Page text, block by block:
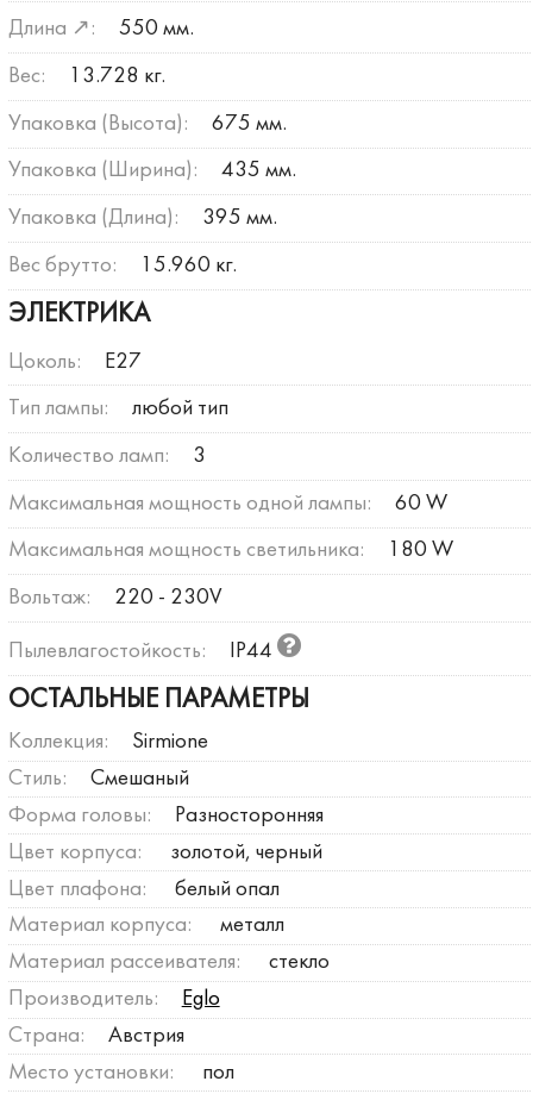
Длина ↗: 550 мм.
Вес: 13.728 кг.
Упаковка (Высота): 675 мм.
Упаковка (Ширина): 435 мм.
Упаковка (Длина): 395 мм.
Вес брутто: 15.960 кг.
ЭЛЕКТРИКА
Цоколь: E27
Тип лампы: любой тип
Количество ламп: 3
Максимальная мощность одной лампы: 60 W
Максимальная мощность светильника: 180 W
Вольтаж: 220 - 230V
Пылевлагостойкость: IP44
ОСТАЛЬНЫЕ ПАРАМЕТРЫ
Коллекция:
Sirmione
Стиль:
Смешаный
Форма головы:
Разносторонняя
Цвет корпуса:
золотой, черный
Цвет плафона:
белый опал
Материал корпуса:
металл
Материал рассеивателя:
стекло
Производитель:
Eglo
Страна:
Австрия
Место установки:
пол